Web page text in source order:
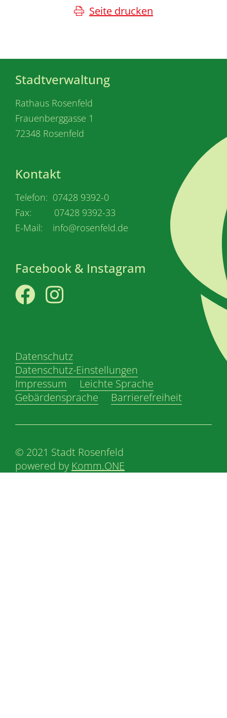
Seite drucken
Stadtverwaltung
Rathaus Rosenfeld
Frauenberggasse 1
72348 Rosenfeld
Kontakt
Telefon: 07428 9392-0
Fax: 07428 9392-33
E-Mail: info@rosenfeld.de
Facebook & Instagram
Datenschutz
Datenschutz-Einstellungen
Impressum
Leichte Sprache
Gebärdensprache
Barrierefreiheit
© 2021 Stadt Rosenfeld
powered by Komm.ONE